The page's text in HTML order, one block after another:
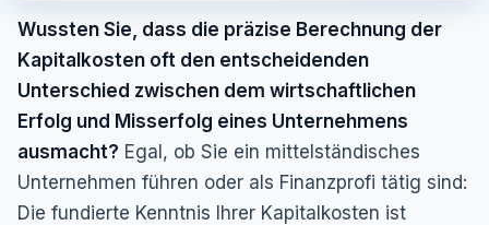
Wussten Sie, dass die präzise Berechnung der
Kapitalkosten oft den entscheidenden
Unterschied zwischen dem wirtschaftlichen
Erfolg und Misserfolg eines Unternehmens
ausmacht? Egal, ob Sie ein mittelständisches
Unternehmen führen oder als Finanzprofi tätig sind:
Die fundierte Kenntnis Ihrer Kapitalkosten ist